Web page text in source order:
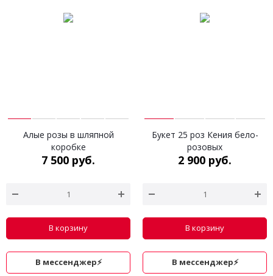
Алые розы в шляпной
коробке
7 500 руб.
В корзину
В мессенджер⚡
Букет 25 роз Кения бело-
розовых
2 900 руб.
В корзину
В мессенджер⚡